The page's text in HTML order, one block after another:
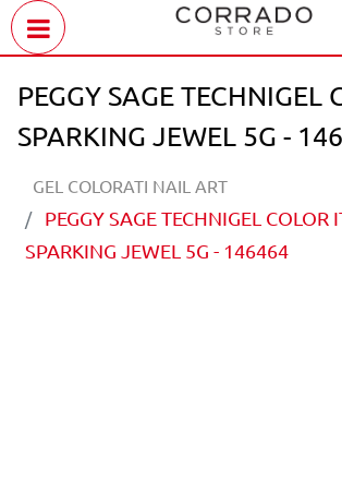
PEGGY SAGE TECHNIGEL
SPARKING JEWEL 5G -
GEL COLORATI NAIL ART
PEGGY SAGE TECHNIGEL COLOR
SPARKING JEWEL 5G - 146464